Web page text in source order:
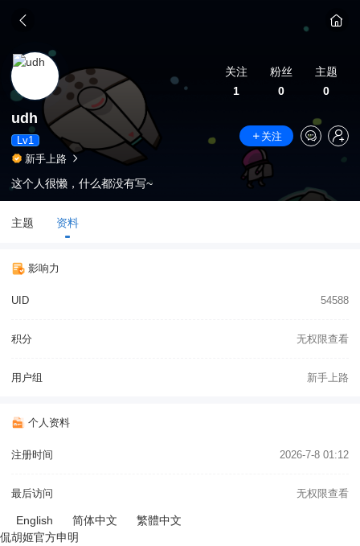
关注
1
粉丝
0
主题
0
udh
Lv1
关注
新手上路
这个人很懒，什么都没有写~
主题 资料
影响力
UID 54588
积分 无权限查看
用户组 新手上路
个人资料
注册时间 2026-7-8 01:12
最后访问 无权限查看
English 简体中文
繁體中文
侃胡姬官方申明